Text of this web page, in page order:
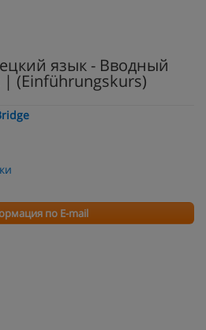
язык - Вводный
| (Einführungskurs)
по E-mail